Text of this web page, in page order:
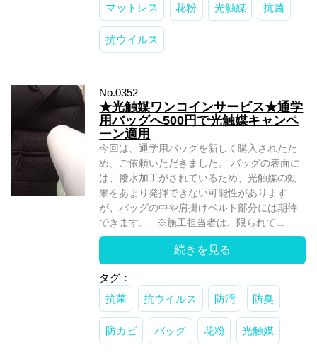
マットレス 花粉 光触媒 抗菌
抗ウイルス
No.0352
★光触媒ワンコインサービス★通学
用バッグへ500円で光触媒キャンペ
ーン適用
今回は、通学用バッグを新しく購入されたた
め、ご依頼いただきました。 バッグの表面に
は、撥水加工がされているため、光触媒の効
果をあまり発揮できない可能性があります
が、バッグの中や肩掛けベルト部分には期待
できます。 ※施工担当者は、限られて...
続きを見る
タグ：
抗菌
抗ウイルス 防汚 防臭
防カビ バッグ 花粉 光触媒